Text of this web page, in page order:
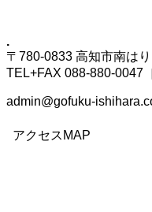
.
〒780-0833 高知市南は
TEL+FAX 088-880-0047
admin@gofuku-
アクセスMAP